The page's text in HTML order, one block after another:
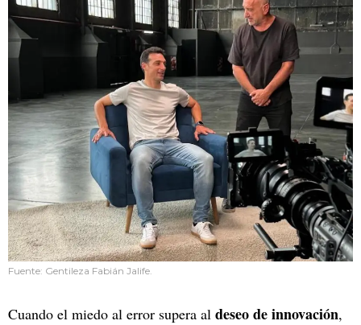
Fuente: Gentileza Fabián Jalife.
Cuando el miedo al error supera al deseo de innovación,